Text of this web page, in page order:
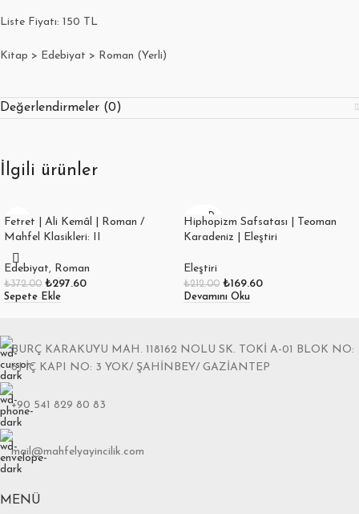
Liste Fiyatı: 150 TL
Kitap > Edebiyat > Roman (Yerli)
Değerlendirmeler (0)
İlgili ürünler
Fetret | Ali Kemâl | Roman /
Mahfel Klasikleri: II
Edebiyat, Roman
₺372.00 ₺297.60
Sepete Ekle
SOLD
OUT
Hiphopizm Safsatası | Teoman
Karadeniz | Eleştiri
Eleştiri
₺212.00 ₺169.60
Devamını Oku
BURÇ KARAKUYU MAH. 118162 NOLU SK. TOKİ A-01 BLOK NO:
6J İÇ KAPI NO: 3 YOK/ ŞAHİNBEY/ GAZİANTEP
+90 541 829 80 83
mail@mahfelyayincilik.com
MENÜ